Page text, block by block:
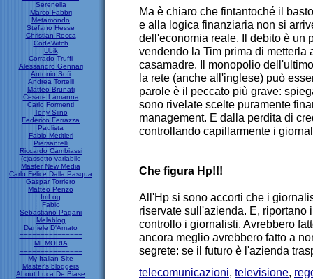
Serenella
Marco Fabbri
Metamondo
Stefano Hesse
Christian Rocca
CodeWitch
Ubik
Corrado Truffi
Alessandro Gennari
Antonio Sofi
Andrea Tortelli
Matteo Brunati
Cesare Lamanna
Carlo Formenti
Tony Siino
Federico Ferrazza
Paulista
Fabio Metitieri
Piersantelli
Riccardo Cambiassi
(c)assetto variabile
Master New Media
Carlo Felice Dalla Pasqua
Gaspar Torriero
Matteo Penzo
ImLog
Fabio
Sebastiano Pagani
Melablog
Daniele D'Amato
===============
MEMORIA
===============
My Italian Site
Master's bloggers
About Luca De Biase
Ma è chiaro che fintantoché il
e alla logica finanziaria non si
dell'economia reale. Il debito è un
vendendo la Tim prima di metterla
casamadre. Il monopolio
la rete (anche all'inglese) può
parole è il peccato più grave:
sono rivelate scelte puramente
management. E dalla perdita di
controllando capillarmente i
Che figura Hp!!!
All'Hp si sono accorti che i
riservate sull'azienda. E, riportano
controllo i giornalisti. Avrebbero
ancora meglio avrebbero fatto a
segrete: se il futuro è l'azienda
telecomunicazioni, televisione,